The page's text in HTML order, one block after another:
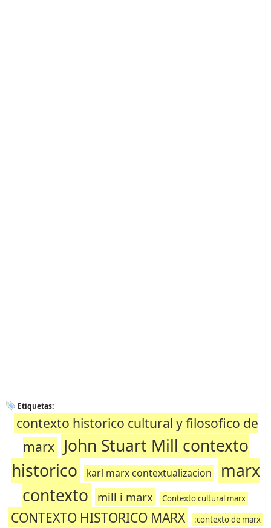
Etiquetas:
contexto historico cultural y filosofico de
marx
John Stuart Mill contexto
historico
karl marx contextualizacion
marx
contexto
mill i marx Contexto cultural marx
CONTEXTO HISTORICO MARX :contexto de marx